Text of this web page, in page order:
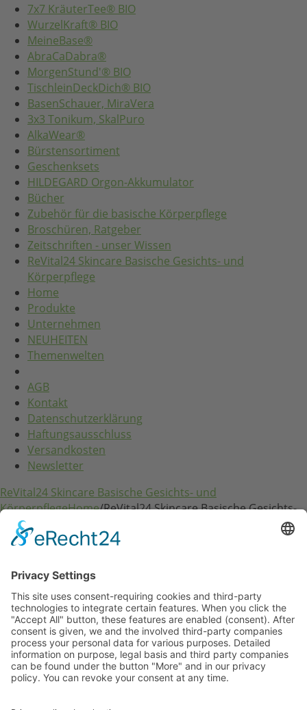
7x7 KräuterTee® BIO
WurzelKraft® BIO
MeineBase®
AbraCaDabra®
MorgenStund'® BIO
TischleinDeckDich® BIO
BasenSchauer, MiraVera
3x3 Tonikum, SkalPuro
AlkaWear®
Bürstensortiment
Geschenksets
HILDEGARD Orgon-Akkumulator
Bücher
Zubehör für die basische Körperpflege
Broschüren, Ratgeber
Zeitschriften - unser Wissen
ReVital24 Skincare Basische Gesichts- und
Körperpflege
Home
Produkte
Unternehmen
NEUHEITEN
Themenwelten
AGB
Kontakt
Datenschutzerklärung
Haftungsausschluss
Versandkosten
Newsletter
ReVital24 Skincare Basische Gesichts- und
KörperpflegeHome/ReVital24 Skincare Basische Gesichts-
und Körperpflege
RVS24 Line Professional
RVS24 ReVitaLeaves
RVS24 MaoLi Skincare
RVS24 Zubehör
Kundenkonto Kundenkonto
E-Mail / Benutzername: